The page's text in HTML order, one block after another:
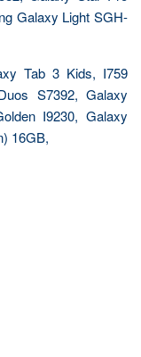
Galaxy Light SGH-
Tab 3 Kids, I759
S7392, Galaxy
I9230, Galaxy
16GB,